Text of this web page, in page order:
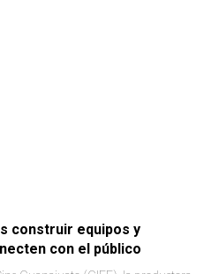
construir equipos y
con el público